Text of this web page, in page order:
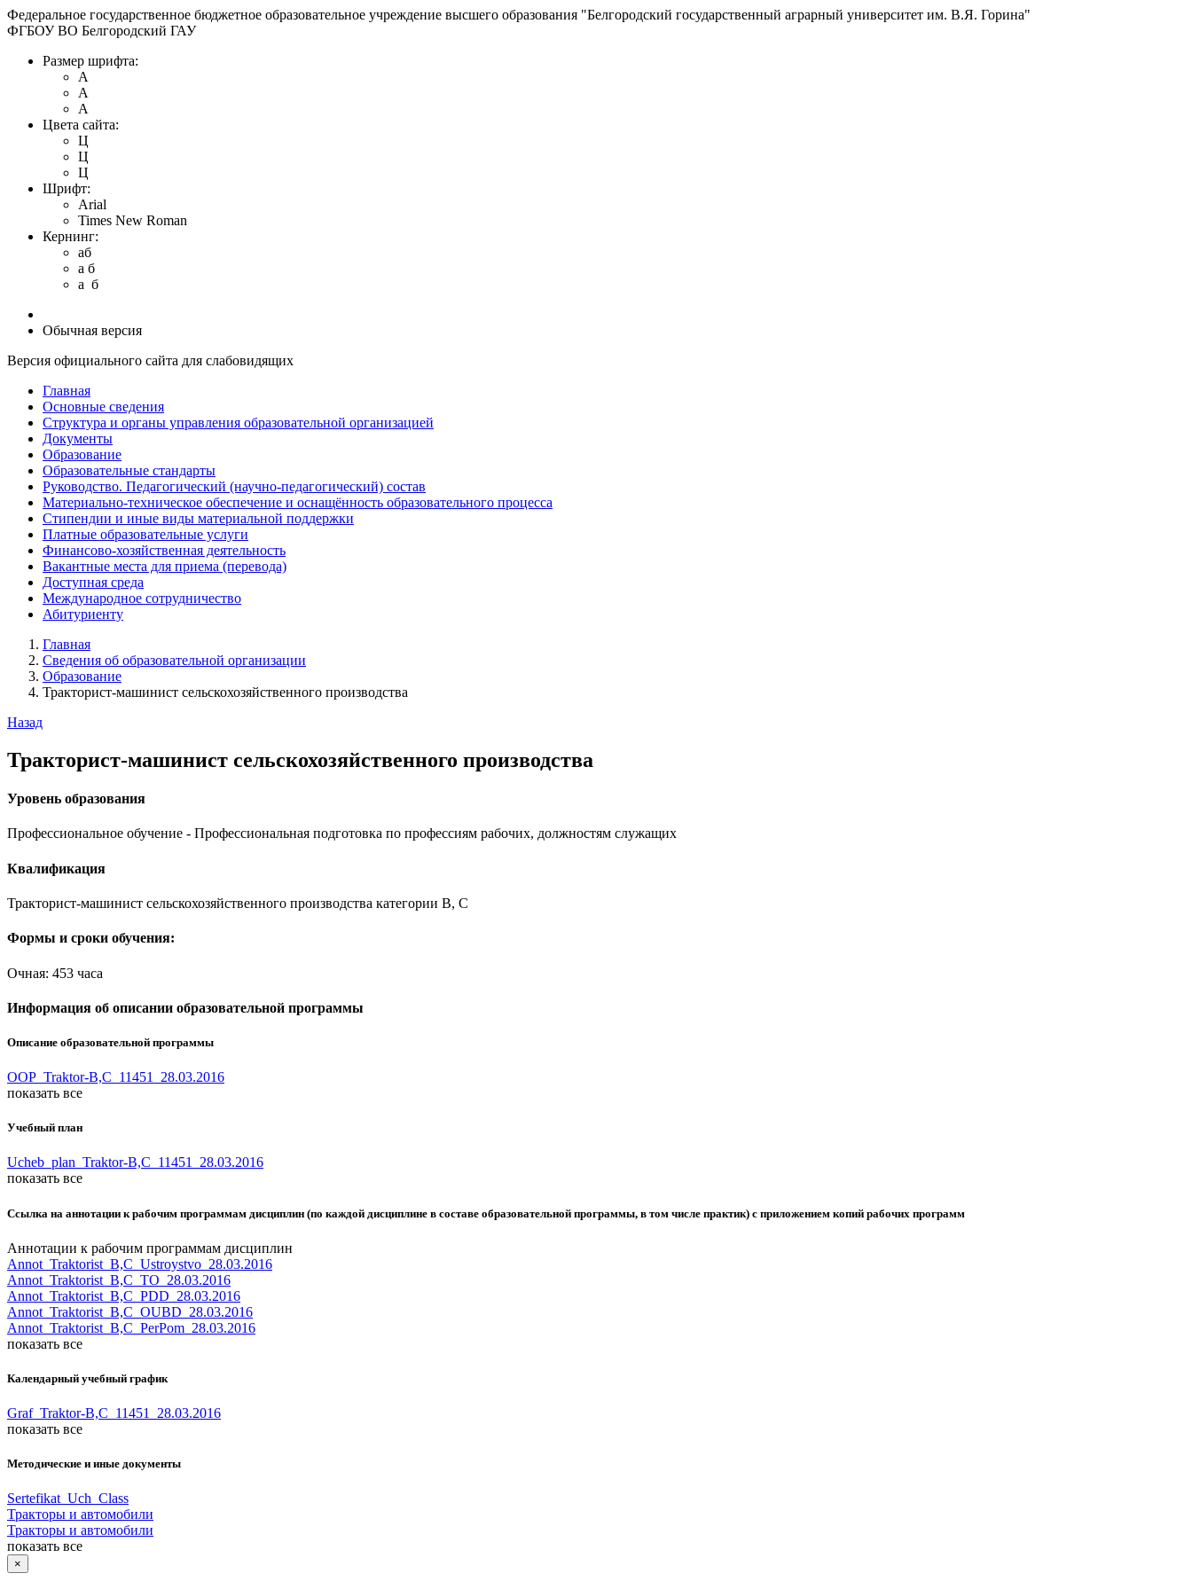
Федеральное государственное бюджетное образовательное учреждение высшего образования "Белгородский государственный аграрный университет им. В.Я. Горина"
ФГБОУ ВО Белгородский ГАУ
Размер шрифта:
A
A
A
Цвета сайта:
Ц
Ц
Ц
Шрифт:
Arial
Times New Roman
Кернинг:
aб
a б
a б
Обычная версия
Версия официального сайта для слабовидящих
Главная
Основные сведения
Структура и органы управления образовательной организацией
Документы
Образование
Образовательные стандарты
Руководство. Педагогический (научно-педагогический) состав
Материально-техническое обеспечение и оснащённость образовательного процесса
Стипендии и иные виды материальной поддержки
Платные образовательные услуги
Финансово-хозяйственная деятельность
Вакантные места для приема (перевода)
Доступная среда
Международное сотрудничество
Абитуриенту
Главная
Сведения об образовательной организации
Образование
Тракторист-машинист сельскохозяйственного производства
Назад
Тракторист-машинист сельскохозяйственного производства
Уровень образования
Профессиональное обучение - Профессиональная подготовка по профессиям рабочих, должностям служащих
Квалификация
Тракторист-машинист сельскохозяйственного производства категории В, С
Формы и сроки обучения:
Очная: 453 часа
Информация об описании образовательной программы
Описание образовательной программы
OOP_Traktor-B,C_11451_28.03.2016
показать все
Учебный план
Ucheb_plan_Traktor-B,C_11451_28.03.2016
показать все
Ссылка на аннотации к рабочим программам дисциплин (по каждой дисциплине в составе образовательной программы, в том числе практик) с приложением копий рабочих программ
Аннотации к рабочим программам дисциплин
Annot_Traktorist_B,C_Ustroystvo_28.03.2016
Annot_Traktorist_B,C_TO_28.03.2016
Annot_Traktorist_B,C_PDD_28.03.2016
Annot_Traktorist_B,C_OUBD_28.03.2016
Annot_Traktorist_B,C_PerPom_28.03.2016
показать все
Календарный учебный график
Graf_Traktor-B,C_11451_28.03.2016
показать все
Методические и иные документы
Sertefikat_Uch_Class
Тракторы и автомобили
Тракторы и автомобили
показать все
×